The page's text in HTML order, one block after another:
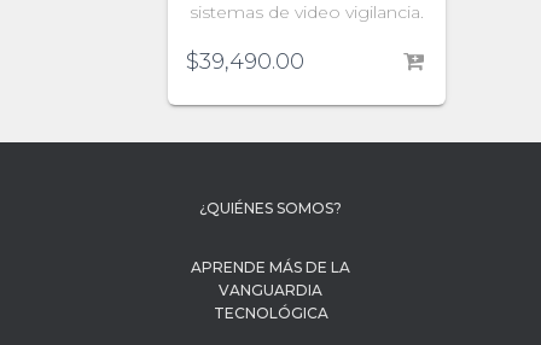
sistemas de video vigilancia.
$39,490.00
¿QUIÉNES SOMOS?
APRENDE MÁS DE LA
VANGUARDIA
TECNOLÓGICA